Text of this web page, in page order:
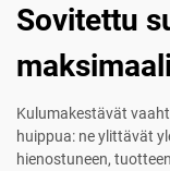
Sovitettu
Kulumakestävät
huippua: ne ylittävät
hienostuneen,